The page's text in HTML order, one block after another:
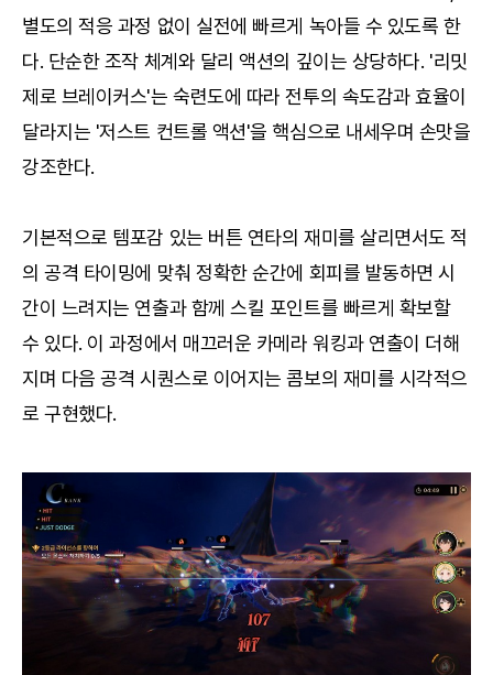
별도의 적응 과정 없이 실전에 빠르게 녹아들 수 있도록 한
다. 단순한 조작 체계와 달리 액션의 깊이는 상당하다. '리밋
제로 브레이커스'는 숙련도에 따라 전투의 속도감과 효율이
달라지는 '저스트 컨트롤 액션'을 핵심으로 내세우며 손맛을
강조한다.
기본적으로 템포감 있는 버튼 연타의 재미를 살리면서도 적
의 공격 타이밍에 맞춰 정확한 순간에 회피를 발동하면 시
간이 느려지는 연출과 함께 스킬 포인트를 빠르게 확보할
수 있다. 이 과정에서 매끄러운 카메라 워킹과 연출이 더해
지며 다음 공격 시퀀스로 이어지는 콤보의 재미를 시각적으
로 구현했다.